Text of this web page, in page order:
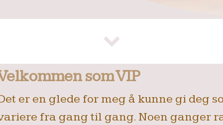
som VIP
er en glede for meg å kunne gi deg
fra gang til gang. Noen ganger